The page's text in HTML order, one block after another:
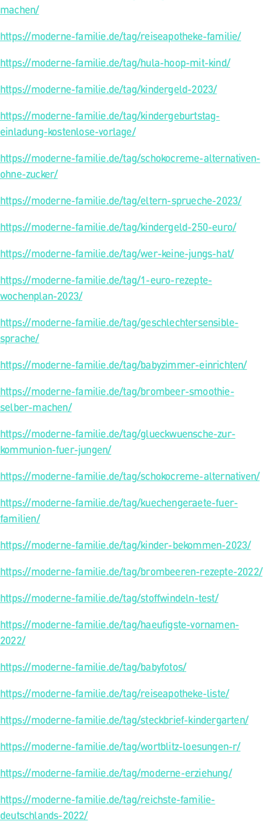
machen/
https://moderne-familie.de/tag/reiseapotheke-familie/
https://moderne-familie.de/tag/hula-hoop-mit-kind/
https://moderne-familie.de/tag/kindergeld-2023/
https://moderne-familie.de/tag/kindergeburtstag-
einladung-kostenlose-vorlage/
https://moderne-familie.de/tag/schokocreme-alternativen-
ohne-zucker/
https://moderne-familie.de/tag/eltern-sprueche-2023/
https://moderne-familie.de/tag/kindergeld-250-euro/
https://moderne-familie.de/tag/wer-keine-jungs-hat/
https://moderne-familie.de/tag/1-euro-rezepte-
wochenplan-2023/
https://moderne-familie.de/tag/geschlechtersensible-
sprache/
https://moderne-familie.de/tag/babyzimmer-einrichten/
https://moderne-familie.de/tag/brombeer-smoothie-
selber-machen/
https://moderne-familie.de/tag/glueckwuensche-zur-
kommunion-fuer-jungen/
https://moderne-familie.de/tag/schokocreme-alternativen/
https://moderne-familie.de/tag/kuechengeraete-fuer-
familien/
https://moderne-familie.de/tag/kinder-bekommen-2023/
https://moderne-familie.de/tag/brombeeren-rezepte-2022/
https://moderne-familie.de/tag/stoffwindeln-test/
https://moderne-familie.de/tag/haeufigste-vornamen-
2022/
https://moderne-familie.de/tag/babyfotos/
https://moderne-familie.de/tag/reiseapotheke-liste/
https://moderne-familie.de/tag/steckbrief-kindergarten/
https://moderne-familie.de/tag/wortblitz-loesungen-r/
https://moderne-familie.de/tag/moderne-erziehung/
https://moderne-familie.de/tag/reichste-familie-
deutschlands-2022/